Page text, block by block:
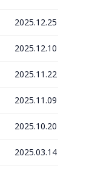
2025.12.25
2025.12.10
2025.11.22
2025.11.09
2025.10.20
2025.03.14